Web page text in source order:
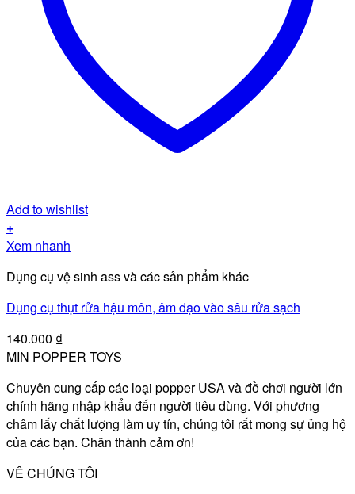
Add to wishlist
+
Xem nhanh
Dụng cụ vệ sinh ass và các sản phẩm khác
Dụng cụ thụt rửa hậu môn, âm đạo vào sâu rửa sạch
140.000 ₫
MIN POPPER TOYS
Chuyên cung cấp các loại popper USA và đồ chơi người lớn
chính hãng nhập khẩu đến người tiêu dùng. Với phương
châm lấy chất lượng làm uy tín, chúng tôi rất mong sự ủng hộ
của các bạn. Chân thành cảm ơn!
VỀ CHÚNG TÔI